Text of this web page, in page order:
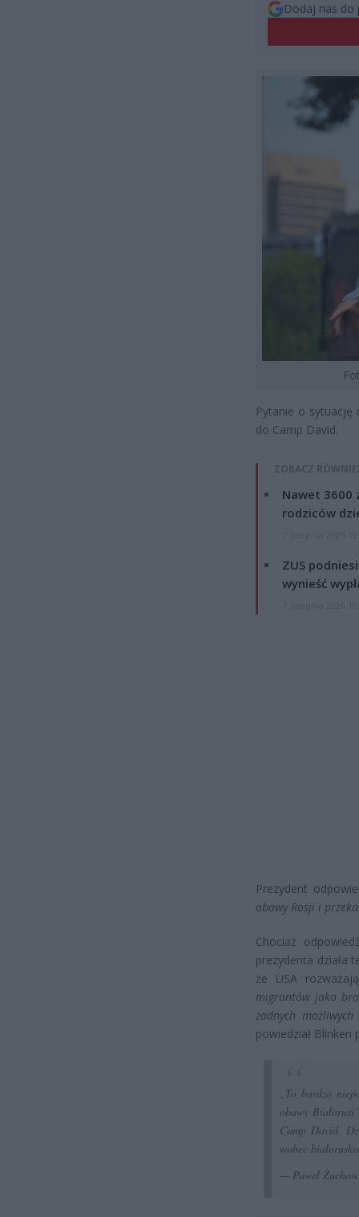
Dodaj nas do
Pytanie o sytuację
do Camp David.
ZOBACZ
Nawet 3600
rodziców
ZUS
wynieść
Prezydent
obawy Rosji i
Chociaż
prezydenta działa
że USA
migrantów jako
żadnych
powiedział
„To bardzo
obawy
Camp David.
wobec
— Paweł